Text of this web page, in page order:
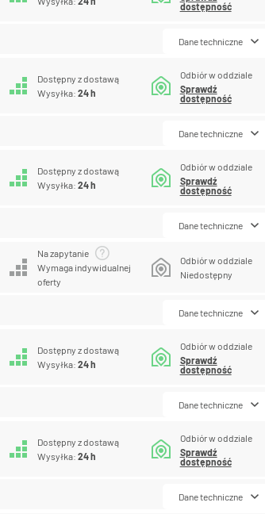
dostępność
Dane techniczne
Dostępny z dostawą
Wysyłka:24 h
Odbiór w oddziale
Sprawdź
dostępność
Dane techniczne
Dostępny z dostawą
Wysyłka:24 h
Odbiór w oddziale
Sprawdź
dostępność
Dane techniczne
Na zapytanie
Wymaga indywidualnej
oferty
Odbiór w oddziale
Niedostępny
Dane techniczne
Dostępny z dostawą
Wysyłka:24 h
Odbiór w oddziale
Sprawdź
dostępność
Dane techniczne
Dostępny z dostawą
Wysyłka:24 h
Odbiór w oddziale
Sprawdź
dostępność
Dane techniczne